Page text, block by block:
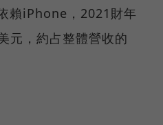
賴iPhone，2021財年
元，約占整體營收的